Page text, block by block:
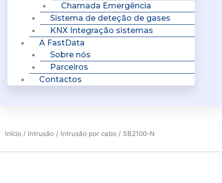
Chamada Emergência
Sistema de deteção de gases
KNX Integração sistemas
A FastData
Sobre nós
Parceiros
Contactos
Início / Intrusão / Intrusão por cabo / SB2100-N